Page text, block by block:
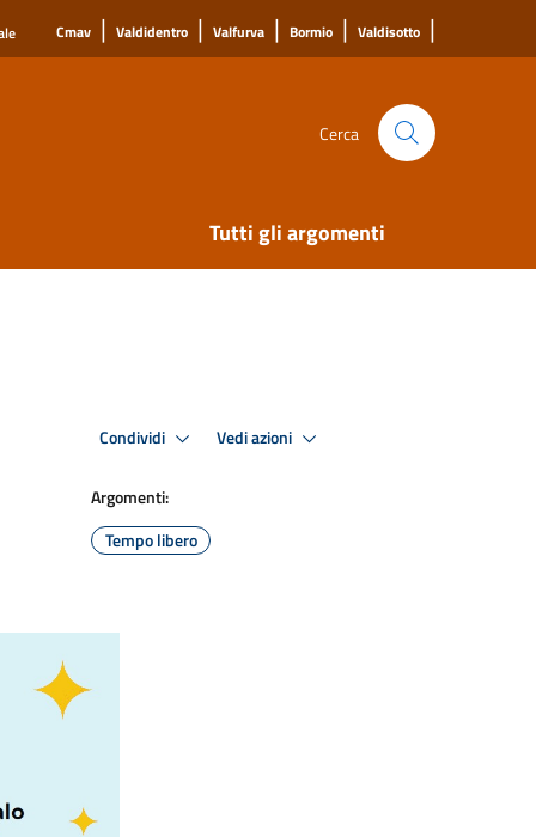
Cmav | Valdidentro | Valfurva | Bormio | Valdisotto |
Cerca
Tutti gli argomenti
Condividi Vedi azioni
Argomenti:
Tempo libero